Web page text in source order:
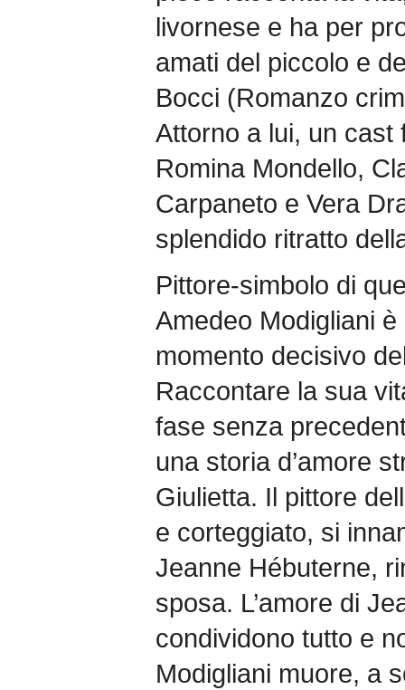
livornese e ha per
amati del piccolo e
Bocci (Romanzo
Attorno a lui, un cast
Romina Mondello,
Carpaneto e Vera
splendido ritratto
Pittore-simbolo di
Amedeo Modigliani
momento decisivo
Raccontare la sua
fase senza
una storia d’amore
Giulietta. Il pittore
e corteggiato, si
Jeanne Hébuterne,
sposa. L’amore di
condividono tutto e
Modigliani muore, a